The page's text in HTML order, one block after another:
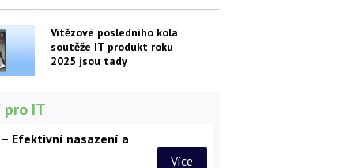
Vítězové posledního kola
soutěže IT produkt roku
2025 jsou tady
pro IT
Efektivní nasazení a
Více